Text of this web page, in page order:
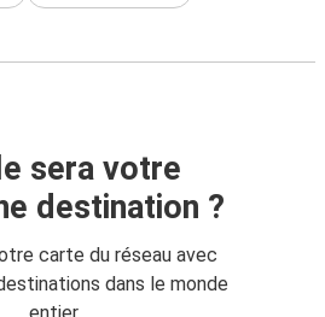
sera votre
destination ?
carte du réseau avec
dans le monde